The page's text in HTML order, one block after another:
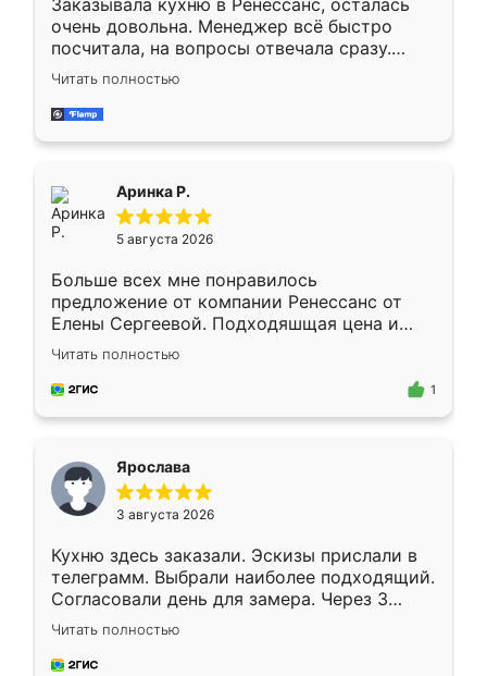
Заказывала кухню в Ренессанс, осталась
очень довольна. Менеджер всё быстро
посчитала, на вопросы отвечала сразу.
Замерщик приехал в субботу, подошёл к
делу со всей ответственностью. Собрали
за день, ребята работали аккуратно, даже
Читать полностью
Аринка Р.
5 августа 2026
Больше всех мне понравилось
предложение от компании Ренессанс от
Елены Сергеевой. Подходяшщая цена и
короткие сроки изготовления. Приехавший
для замера сотрудник Владислав
предложил по моему эскизу самый
Читать полностью
1
Ярослава
3 августа 2026
Кухню здесь заказали. Эскизы прислали в
телеграмм. Выбрали наиболее подходящий.
Согласовали день для замера. Через 3
недели кухня была уже готова. Остались
довольны работой. Спасибо Ренессанс
мебель за качественную работу!
Читать полностью